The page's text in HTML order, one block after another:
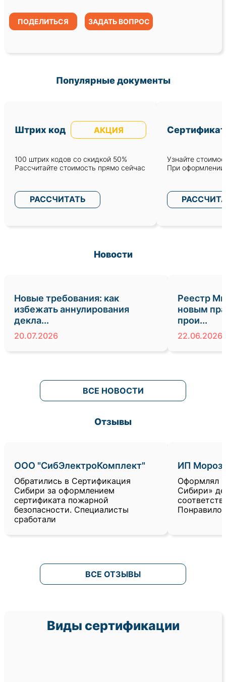
ПОДЕЛИТЬСЯ ЗАДАТЬ ВОПРОС
Популярные документы
Узнайте
При оформлении
Штрих код АКЦИЯ
100 штрих кодов со скидкой 50%
Рассчитайте стоимость прямо сейчас
РАССЧИТАТЬ
Новости
Новые требования: как
избежать аннулирования
декла...
20.07.2026
Реестр
новым
прои...
22.06.2026
ВСЕ НОВОСТИ
Отзывы
ООО "СибЭлектроКомплект"
Обратились в Сертификация
Сибири за оформлением
сертификата пожарной
безопасности. Специалисты
сработали
ИП
Оформлял
Сибири»
ВСЕ ОТЗЫВЫ
Виды сертификации